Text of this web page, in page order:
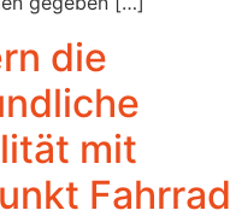
die
mit
Fahrrad